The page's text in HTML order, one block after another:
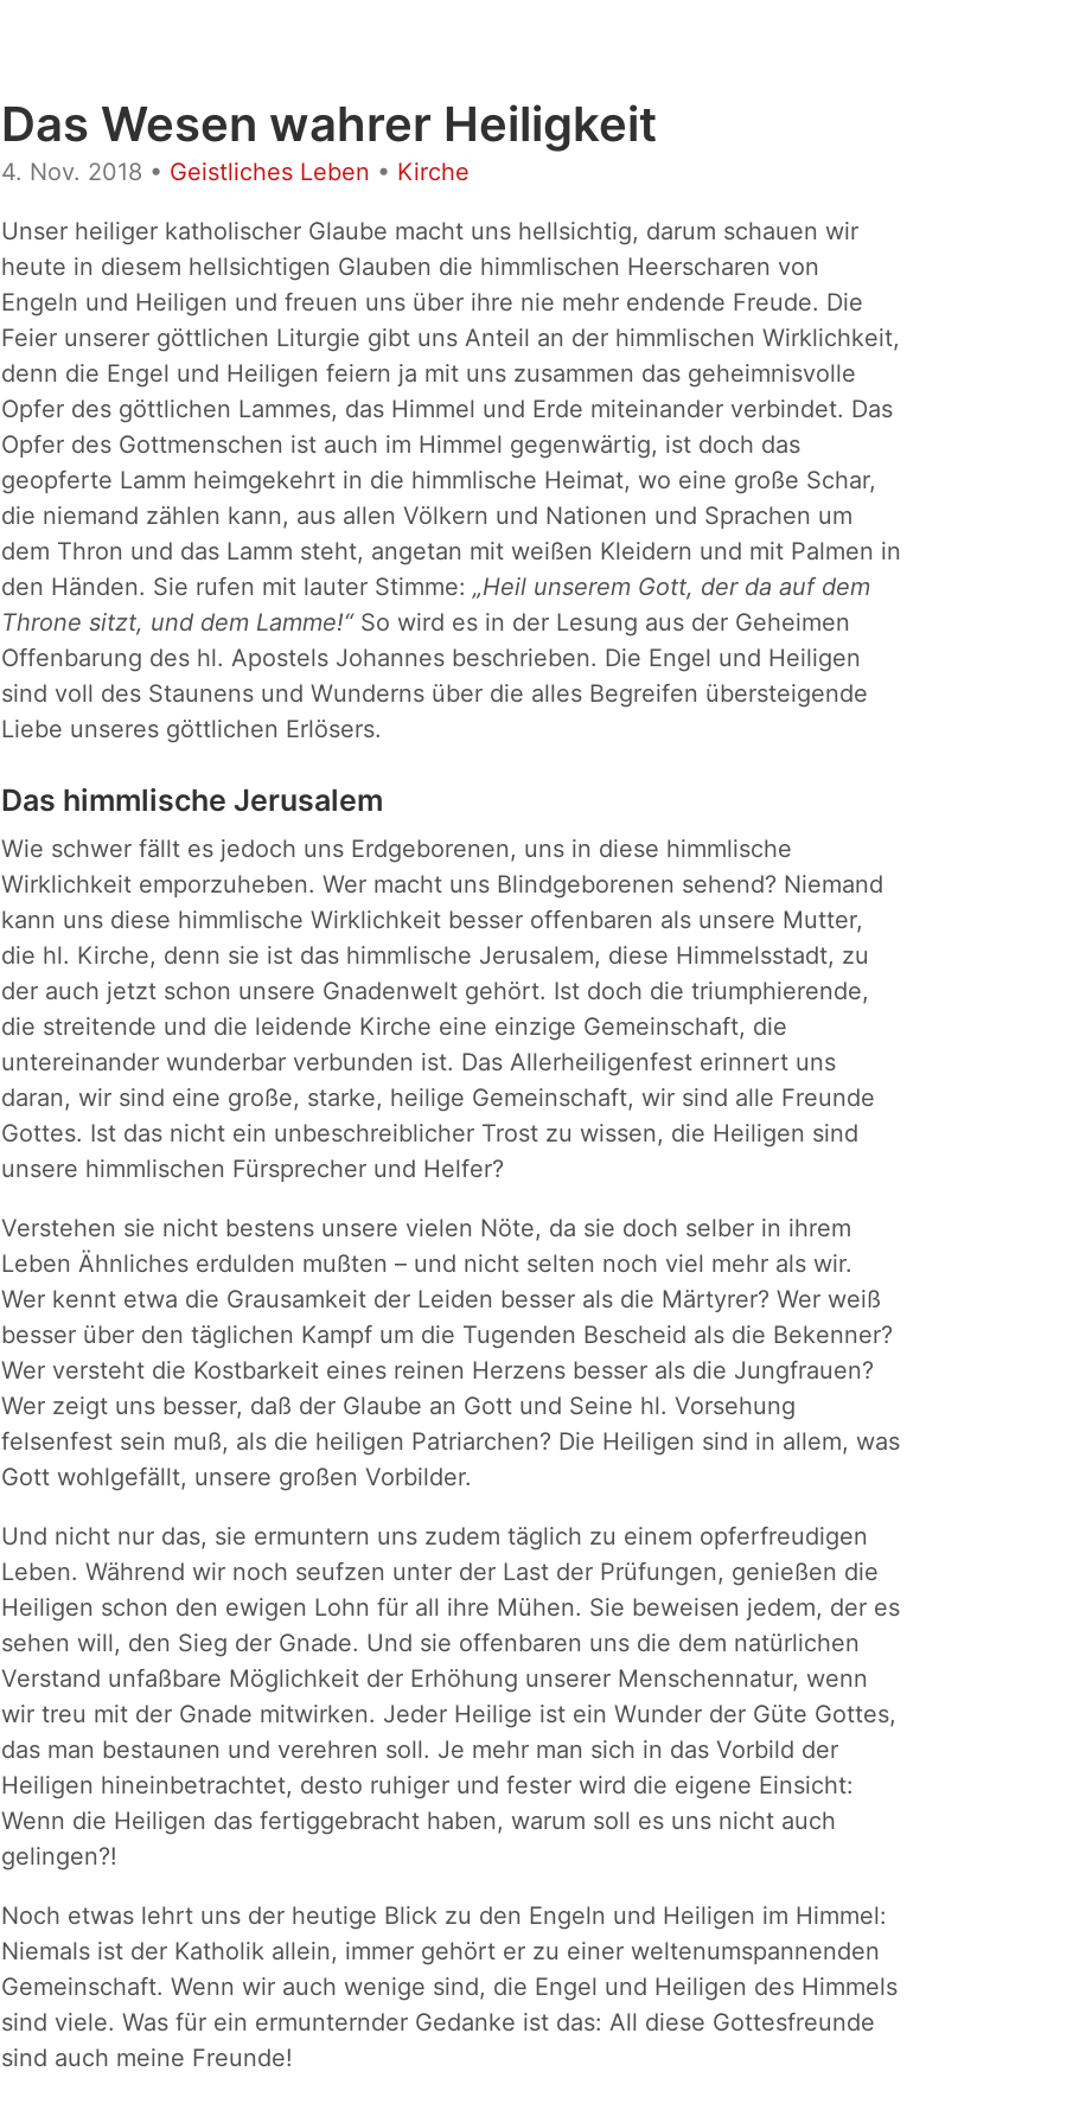
Das Wesen wahrer Heiligkeit
4. Nov. 2018 • Geistliches Leben • Kirche
Unser heiliger katholischer Glaube macht uns hellsichtig, darum schauen wir
heute in diesem hellsichtigen Glauben die himmlischen Heerscharen von
Engeln und Heiligen und freuen uns über ihre nie mehr endende Freude. Die
Feier unserer göttlichen Liturgie gibt uns Anteil an der himmlischen Wirklichkeit,
denn die Engel und Heiligen feiern ja mit uns zusammen das geheimnisvolle
Opfer des göttlichen Lammes, das Himmel und Erde miteinander verbindet. Das
Opfer des Gottmenschen ist auch im Himmel gegenwärtig, ist doch das
geopferte Lamm heimgekehrt in die himmlische Heimat, wo eine große Schar,
die niemand zählen kann, aus allen Völkern und Nationen und Sprachen um
dem Thron und das Lamm steht, angetan mit weißen Kleidern und mit Palmen in
den Händen. Sie rufen mit lauter Stimme: „Heil unserem Gott, der da auf dem
Throne sitzt, und dem Lamme!“So wird es in der Lesung aus der Geheimen
Offenbarung des hl. Apostels Johannes beschrieben. Die Engel und Heiligen
sind voll des Staunens und Wunderns über die alles Begreifen übersteigende
Liebe unseres göttlichen Erlösers.
Das himmlische Jerusalem
Wie schwer fällt es jedoch uns Erdgeborenen, uns in diese himmlische
Wirklichkeit emporzuheben. Wer macht uns Blindgeborenen sehend? Niemand
kann uns diese himmlische Wirklichkeit besser offenbaren als unsere Mutter,
die hl. Kirche, denn sie ist das himmlische Jerusalem, diese Himmelsstadt, zu
der auch jetzt schon unsere Gnadenwelt gehört. Ist doch die triumphierende,
die streitende und die leidende Kirche eine einzige Gemeinschaft, die
untereinander wunderbar verbunden ist. Das Allerheiligenfest erinnert uns
daran, wir sind eine große, starke, heilige Gemeinschaft, wir sind alle Freunde
Gottes. Ist das nicht ein unbeschreiblicher Trost zu wissen, die Heiligen sind
unsere himmlischen Fürsprecher und Helfer?
Verstehen sie nicht bestens unsere vielen Nöte, da sie doch selber in ihrem
Leben Ähnliches erdulden mußten – und nicht selten noch viel mehr als wir.
Wer kennt etwa die Grausamkeit der Leiden besser als die Märtyrer? Wer weiß
besser über den täglichen Kampf um die Tugenden Bescheid als die Bekenner?
Wer versteht die Kostbarkeit eines reinen Herzens besser als die Jungfrauen?
Wer zeigt uns besser, daß der Glaube an Gott und Seine hl. Vorsehung
felsenfest sein muß, als die heiligen Patriarchen? Die Heiligen sind in allem, was
Gott wohlgefällt, unsere großen Vorbilder.
Und nicht nur das, sie ermuntern uns zudem täglich zu einem opferfreudigen
Leben. Während wir noch seufzen unter der Last der Prüfungen, genießen die
Heiligen schon den ewigen Lohn für all ihre Mühen. Sie beweisen jedem, der es
sehen will, den Sieg der Gnade. Und sie offenbaren uns die dem natürlichen
Verstand unfaßbare Möglichkeit der Erhöhung unserer Menschennatur, wenn
wir treu mit der Gnade mitwirken. Jeder Heilige ist ein Wunder der Güte Gottes,
das man bestaunen und verehren soll. Je mehr man sich in das Vorbild der
Heiligen hineinbetrachtet, desto ruhiger und fester wird die eigene Einsicht:
Wenn die Heiligen das fertiggebracht haben, warum soll es uns nicht auch
gelingen?!
Noch etwas lehrt uns der heutige Blick zu den Engeln und Heiligen im Himmel:
Niemals ist der Katholik allein, immer gehört er zu einer weltenumspannenden
Gemeinschaft. Wenn wir auch wenige sind, die Engel und Heiligen des Himmels
sind viele. Was für ein ermunternder Gedanke ist das: All diese Gottesfreunde
sind auch meine Freunde!